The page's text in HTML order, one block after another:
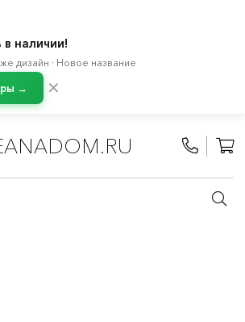
в наличии!
дизайн · Новое название
→ ✕
МЕТОД
/ Все компоненты МЕТОД
техники МЕТОД